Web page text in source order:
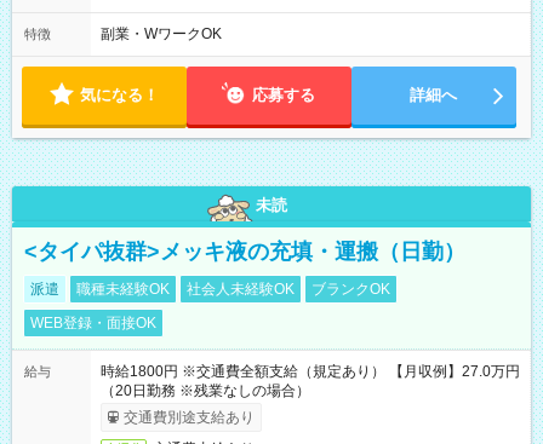
特徴 副業・WワークOK
気になる！ 応募する 詳細へ
未読
<タイパ抜群>メッキ液の充填・運搬（日勤）
派遣 職種未経験OK 社会人未経験OK
ブランクOK
WEB登録・面接OK
給与
時給1800円 ※交通費全額支給（規定あり） 【月収例】27.0万円
（20日勤務 ※残業なしの場合）
交通費別途支給あり